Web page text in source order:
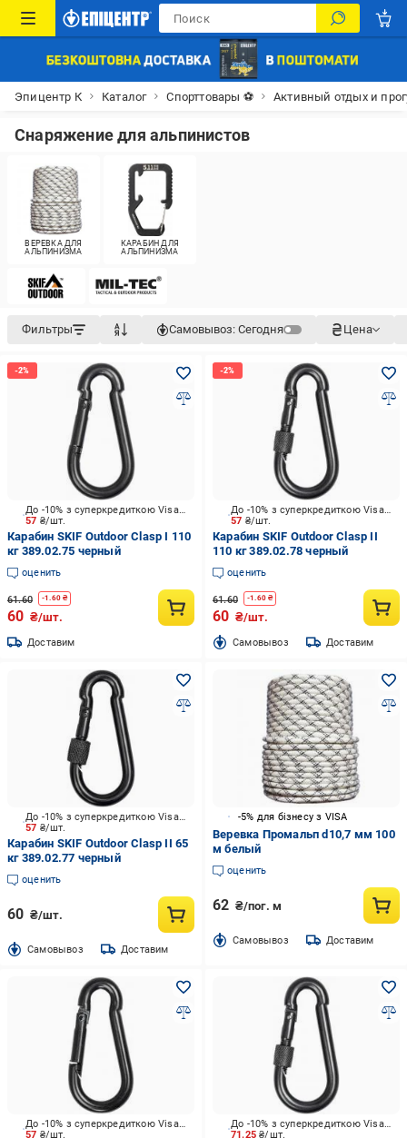
Эпицентр К Каталог Спорттовары ⚽ Активный отдых и
Снаряжение для альпинистов
ВЕРЕВКА ДЛЯ
АЛЬПИНИЗМА
КАРАБИН ДЛЯ
АЛЬПИНИЗМА
Фильтры Самовывоз: Сегодня Цена
57 ₴/шт.
До -10% з суперкредиткою Visa Вигода
Карабин SKIF Outdoor Clasp I 110
кг 389.02.75 черный
оценить
61.60 -1.60 ₴
60 ₴/шт.
Доставим
57 ₴/шт.
До -10% з суперкредиткою Visa Вигода
Карабин SKIF Outdoor Clasp II
110 кг 389.02.78 черный
оценить
61.60 -1.60₴
60 ₴/шт.
Cамовывоз Доставим
57 ₴/шт.
До -10% з суперкредиткою Visa Вигода
Карабин SKIF Outdoor Clasp II 65
кг 389.02.77 черный
оценить
60 ₴/шт.
Cамовывоз Доставим
-5% для бізнесу з VISA
Веревка Промальп d10,7 мм 100
м белый
оценить
62 ₴/пог. м
Cамовывоз Доставим
57 ₴/шт.
До -10% з суперкредиткою Visa Вигода
71.25₴/шт.
До -10% з суперкредиткою Visa Вигода